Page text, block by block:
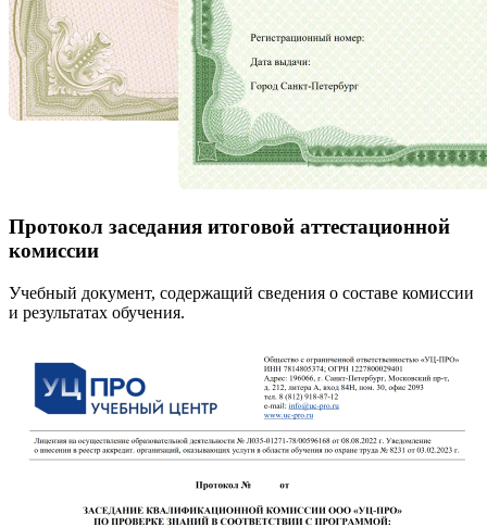
Протокол заседания итоговой аттестационной
комиссии
Учебный документ, содержащий сведения о составе комиссии
и результатах обучения.